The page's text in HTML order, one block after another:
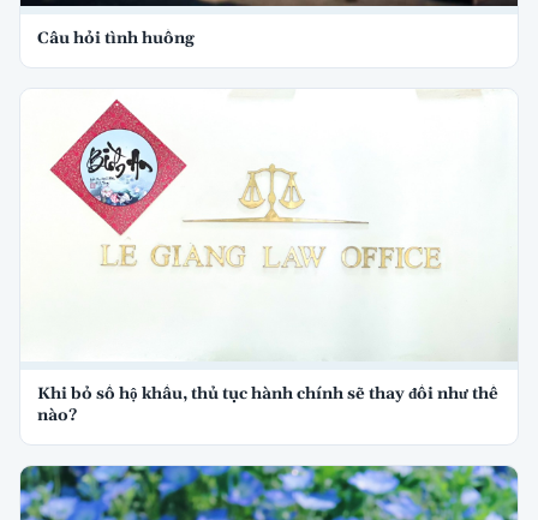
Câu hỏi tình huống
Khi bỏ sổ hộ khẩu, thủ tục hành chính sẽ thay đổi như thế
nào?